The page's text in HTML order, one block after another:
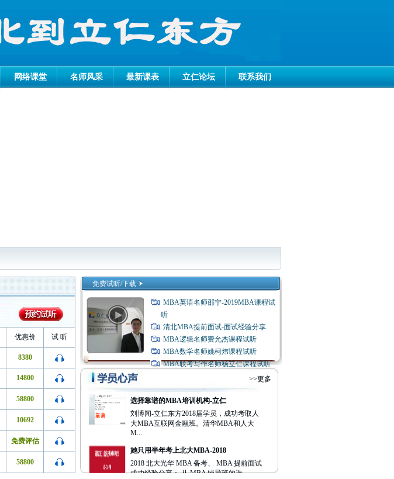
网络课堂 名师风采 最新课表 立仁论坛 联系我们
优惠价 试 听
8380
14800
58800
10692
免费评估
58800
免费试听/下载
MBA英语名师邵宁-2019MBA课程试
听
清北MBA提前面试-面试经验分享
MBA逻辑名师费允杰课程试听
MBA数学名师姚柯炜课程试听
MBA联考写作名师杨立仁课程试听
>>更多
选择靠谱的MBA培训机构-立仁
刘博闻-立仁东方2018届学员，成功考取人
大MBA互联网金融班。清华MBA和人大
M...
她只用半年考上北大MBA-2018
2018 北大光华 MBA 备考、 MBA 提前面试
成功经验分享： 从 MBA 辅导班的选...